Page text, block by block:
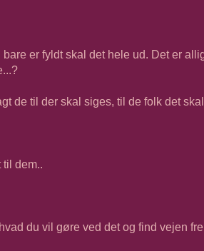
er fyldt skal det hele ud. Det er
de til der skal siges, til de folk det
til dem..
du vil gøre ved det og find vejen